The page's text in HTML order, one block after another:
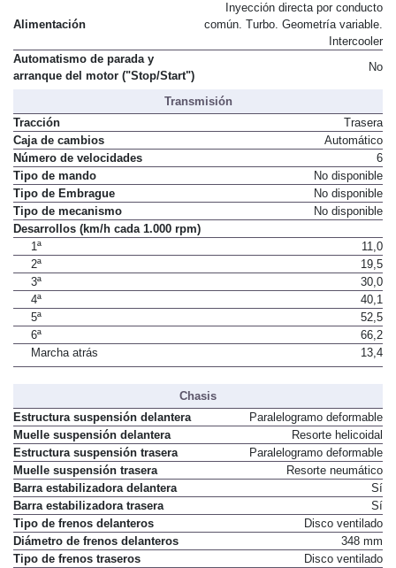
Alimentación
Inyección directa por conducto
común. Turbo. Geometría variable.
Intercooler
Automatismo de parada y
arranque del motor ("Stop/Start")
No
Transmisión
Tracción
Trasera
Caja de cambios
Automático
Número de velocidades
6
Tipo de mando
No disponible
Tipo de Embrague
No disponible
Tipo de mecanismo
No disponible
Desarrollos (km/h cada 1.000 rpm)
1ª
11,0
2ª
19,5
3ª
30,0
4ª
40,1
5ª
52,5
6ª
66,2
Marcha atrás
13,4
Chasis
Estructura suspensión delantera
Paralelogramo deformable
Muelle suspensión delantera
Resorte helicoidal
Estructura suspensión trasera
Paralelogramo deformable
Muelle suspensión trasera
Resorte neumático
Barra estabilizadora delantera
Sí
Barra estabilizadora trasera
Sí
Tipo de frenos delanteros
Disco ventilado
Diámetro de frenos delanteros
348 mm
Tipo de frenos traseros
Disco ventilado